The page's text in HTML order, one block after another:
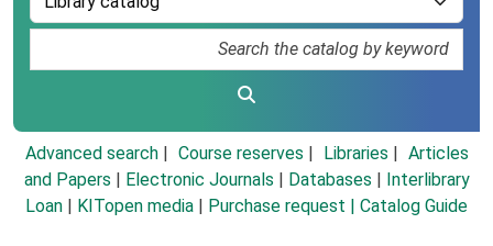
Advanced search Course reserves Libraries
Articles
and Papers
Electronic Journals Databases
Interlibrary
Loan
KITopen media Purchase request | Catalog Guide